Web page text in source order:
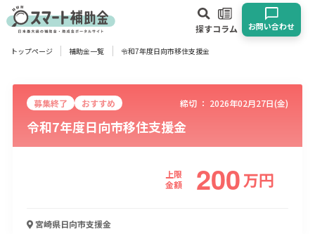
探すコラム お問い合わせ
対象
企業 団体 個人 その他
エリア
物流・運輸業 製造業
トップページ 補助金一覧 令和7年度日向市移住支援金
募集終了 おすすめ 締切 ： 2026年02月27日(金)
令和7年度日向市移住支援金
上限
金額
200万円
宮崎県日向市支援金